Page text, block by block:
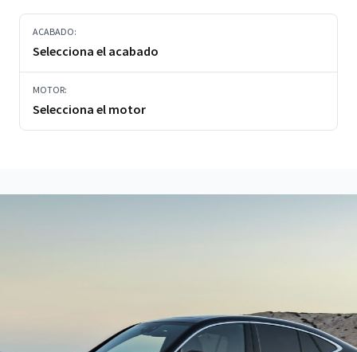
ACABADO:
Selecciona el acabado
MOTOR:
Selecciona el motor